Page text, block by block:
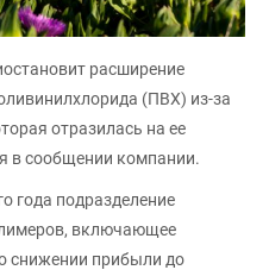
расширение
(ПВХ) из-за
отразилась на ее
в сообщении компании.
года подразделение
включающее
снижении прибыли до